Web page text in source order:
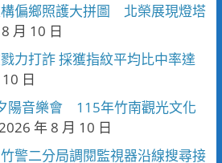
構偏鄉照護大拼圖 北榮展現燈塔
月 10 日
力打詐 採獲指紋平均比中率達
日
陽音樂會 115年竹南觀光文化
年 8 月 10 日
警二分局調閱監視器沿線搜尋接